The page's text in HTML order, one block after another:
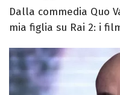
Dalla commedia Quo
mia figlia su Rai 2: i